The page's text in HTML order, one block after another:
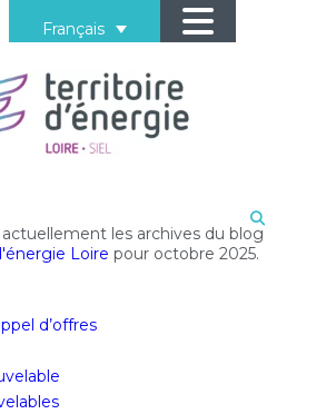
Français
les archives du blog
Loire pour octobre 2025.
d’offres